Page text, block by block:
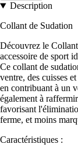
Description
Collant de Sudation
Découvrez le
accessoire de sport
Ce collant de
ventre, des cuisses
en contribuant à un
également à
favorisant
ferme, et moins
Caractéristiques :